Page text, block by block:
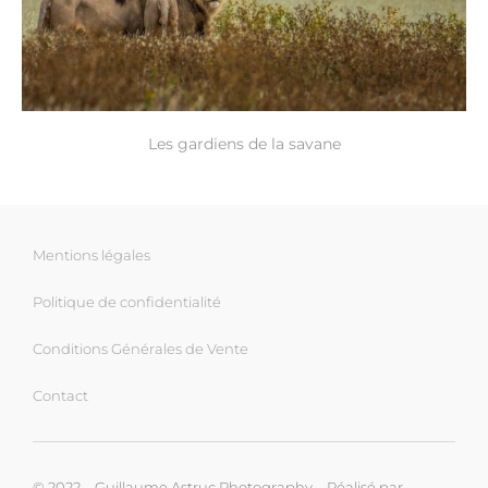
Les gardiens de la savane
Mentions légales
Politique de confidentialité
Conditions Générales de Vente
Contact